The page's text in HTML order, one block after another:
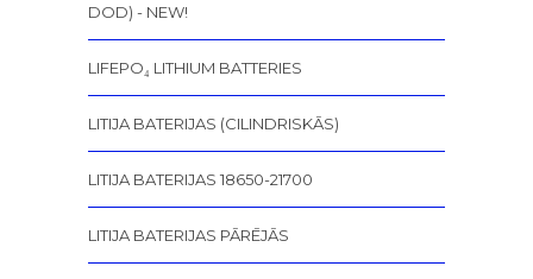
DOD) - NEW!
LIFEPO₄ LITHIUM BATTERIES
LITIJA BATERIJAS (CILINDRISKĀS)
LITIJA BATERIJAS 18650-21700
LITIJA BATERIJAS PĀRĒJĀS